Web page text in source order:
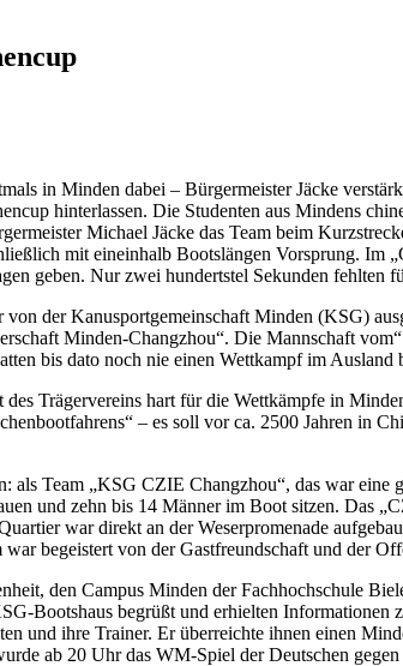
in Minden dabei – Bürgermeister Jäcke
hinterlassen. Die Studenten aus Mindens
Michael Jäcke das Team beim
mit eineinhalb Bootslängen Vorsprung. Im
geben. Nur zwei hundertstel Sekunden fehlten
der Kanusportgemeinschaft Minden (KSG)
Minden-Changzhou“. Die Mannschaft
bis dato noch nie einen Wettkampf im Ausland
Trägervereins hart für die Wettkämpfe in
– es soll vor ca. 2500 Jahren in
als Team „KSG CZIE Changzhou“, das war
und zehn bis 14 Männer im Boot sitzen. Das
war direkt an der Weserpromenade
begeistert von der Gastfreundschaft und der
den Campus Minden der Fachhochschule
Bootshaus begrüßt und erhielten Informationen
und ihre Trainer. Er überreichte ihnen einen
ab 20 Uhr das WM-Spiel der Deutschen